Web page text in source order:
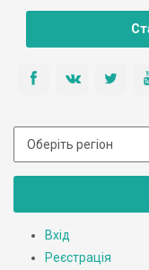
Вхід
Реєстрація